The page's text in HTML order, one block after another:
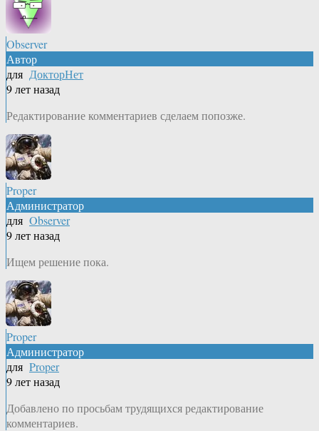
Observer
Автор
для ДокторНет
9 лет назад
Редактирование комментариев сделаем попозже.
Proper
Администратор
для Observer
9 лет назад
Ищем решение пока.
Proper
Администратор
для Proper
9 лет назад
Добавлено по просьбам трудящихся редактирование
комментариев.